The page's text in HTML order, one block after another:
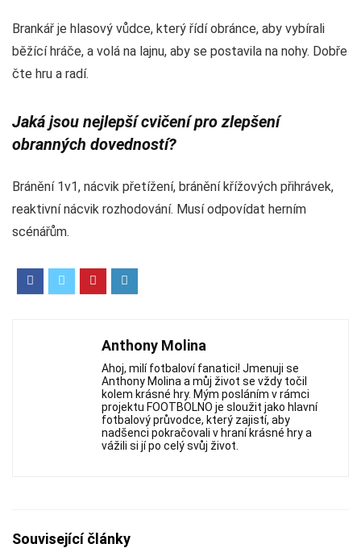
Brankář je hlasový vůdce, který řídí obránce, aby vybírali
běžící hráče, a volá na lajnu, aby se postavila na nohy. Dobře
čte hru a radí.
Jaká jsou nejlepší cvičení pro zlepšení
obranných dovedností?
Bránění 1v1, nácvik přetížení, bránění křížových přihrávek,
reaktivní nácvik rozhodování. Musí odpovídat herním
scénářům.
Anthony Molina
Ahoj, milí fotbaloví fanatici! Jmenuji se
Anthony Molina a můj život se vždy točil
kolem krásné hry. Mým posláním v rámci
projektu FOOTBOLNO je sloužit jako hlavní
fotbalový průvodce, který zajistí, aby
nadšenci pokračovali v hraní krásné hry a
vážili si jí po celý svůj život.
Související články